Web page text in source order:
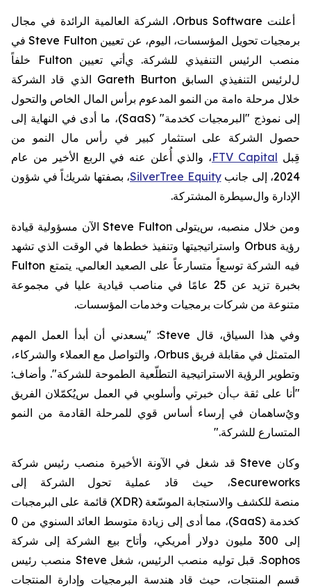
أعلنت Orbus Software، الشركة العالمية الرائدة في مجال
برمجيات تحويل المؤسسات، اليوم، عن تعيين Steve Fulton في
منصب الرئيس التنفيذي للشركة. يأتي تعيين Fulton
خلفاً
للرئيس التنفيذي السابق Gareth Burton الذي قاد الشركة
خلال مرحلة هامة من النمو المدعوم برأس المال الخاص والتحول
إلى نموذج "البرمجيات كخدمة" (
SaaS
)، ما أدى في النهاية إلى
حصول الشركة على استثمار كبير في رأس مال النمو من
قِبل FTV Capital، والذي أُعلن عنه في الربع الأخير من عام
2024، إلى جانب
SilverTree Equity، بصفتها شريكاً في شؤون
الإدارة والسيطرة المشتركة.
ومن خلال منصبه، سيتولى Steve Fultonالآن مسؤولية قيادة
رؤيةOrbus واستراتيجيتها وتنفيذ خططها في الوقت الذي تشهد
فيه الشركةتوسعاً متسارعاً على الصعيد العالمي. يتمتع Fulton
بخبرة تزيد عن 25 عامًا في مناصب قيادية عليا في مجموعة
متنوعة من شركات برمجيات وخدمات المؤسسات.
وفي هذا السياق، قال Steve: "يسعدني أن أبدأ العمل المهم
المتمثل في مقابلة فريقOrbus، والتواصل مع العملاء والشركاء،
وتطوير الرؤية الاستراتيجية التطلّعية الطموحة للشركة". وأضاف:
"أنا على ثقة بأن خبرتي وأسلوبي في العمل سيُكمّلان الفريق
ويُساهمان في إرساء أساس قوي للمرحلة القادمة من النمو
المتسارع للشركة".
وكان Steveقد شغل في الآونة الأخيرة منصب رئيس شركة
Secureworks، حيث قاد عملية تحول الشركة إلى
منصة للكشف والاستجابة الموسّعة (XDR
) قائمة على البرمجبات
كخدمة (SaaS
)، مما أدى إلى زيادة متوسط
العائد السنوي من 0
إلى 300 مليون دولار أمريكي،
وأتاح بيع الشركة إلى شركة
Sophos
. قبل توليه منصب الرئيس، شغل Steve منصب رئيس
قسم المنتجات، حيث قاد هندسة البرمجيات وإدارة المنتجات